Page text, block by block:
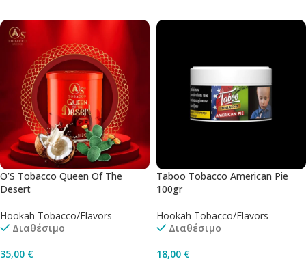
O’S Tobacco Queen Of The
Desert
Hookah Tobacco/Flavors
Διαθέσιμο
35,00 €
Taboo Tobacco American Pie
100gr
Hookah Tobacco/Flavors
Διαθέσιμο
18,00 €